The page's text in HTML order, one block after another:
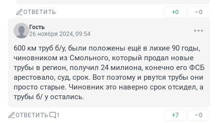
ОТВЕТИТЬ +0 –0
Гость
26 ноября 2024, 09:54
600 км труб б/у, были положены ещё в лихие 90 годы,
чиновником из Смольного, который продал новые
трубы в регион, получил 24 милиона, конечно его ФСБ
арестовало, суд, срок. Вот поэтому и рвутся трубы они
просто старые. Чиновник это наверно срок отсидел, а
трубы б/ у остались.
ОТВЕТИТЬ 1 +7 –0